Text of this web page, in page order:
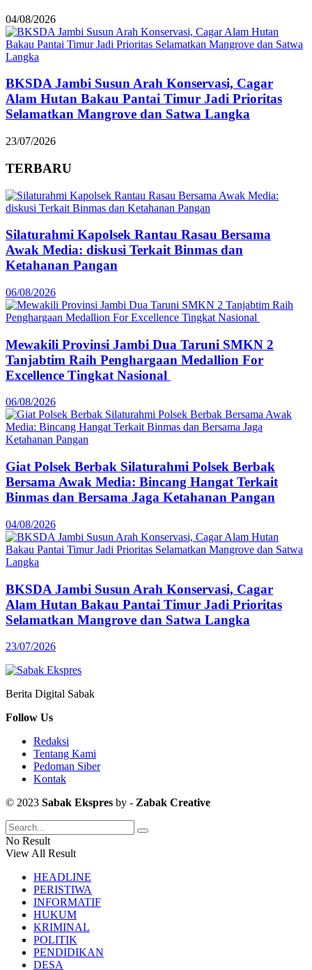
04/08/2026
BKSDA Jambi Susun Arah Konservasi, Cagar
Alam Hutan Bakau Pantai Timur Jadi Prioritas
Selamatkan Mangrove dan Satwa Langka
23/07/2026
TERBARU
Silaturahmi Kapolsek Rantau Rasau Bersama
Awak Media: diskusi Terkait Binmas dan
Ketahanan Pangan
06/08/2026
Mewakili Provinsi Jambi Dua Taruni SMKN 2
Tanjabtim Raih Penghargaan Medallion For
Excellence Tingkat Nasional
06/08/2026
Giat Polsek Berbak Silaturahmi Polsek Berbak
Bersama Awak Media: Bincang Hangat Terkait
Binmas dan Bersama Jaga Ketahanan Pangan
04/08/2026
BKSDA Jambi Susun Arah Konservasi, Cagar
Alam Hutan Bakau Pantai Timur Jadi Prioritas
Selamatkan Mangrove dan Satwa Langka
23/07/2026
Berita Digital Sabak
Follow Us
Redaksi
Tentang Kami
Pedoman Siber
Kontak
© 2023 Sabak Ekspres by - Zabak Creative
No Result
View All Result
HEADLINE
PERISTIWA
INFORMATIF
HUKUM
KRIMINAL
POLITIK
PENDIDIKAN
DESA